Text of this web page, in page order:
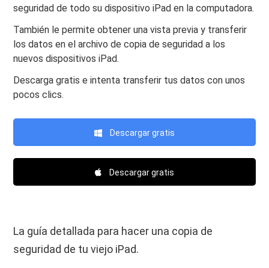
seguridad de todo su dispositivo iPad en la computadora.
También le permite obtener una vista previa y transferir
los datos en el archivo de copia de seguridad a los
nuevos dispositivos iPad.
Descarga gratis e intenta transferir tus datos con unos
pocos clics.
Descargar gratis
Descargar gratis
La guía detallada para hacer una copia de
seguridad de tu viejo iPad.